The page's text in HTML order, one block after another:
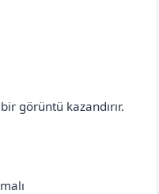
görüntü kazandırır.